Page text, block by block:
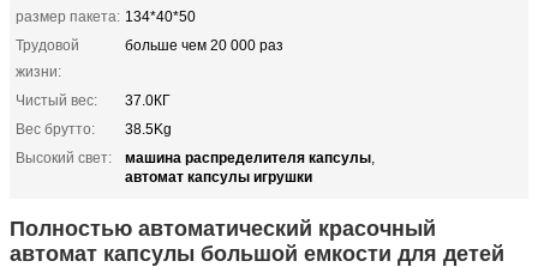
размер пакета: 134*40*50
Трудовой
жизни:
больше чем 20 000 раз
Чистый вес:
37.0КГ
Вес брутто:
38.5Kg
Высокий свет:
машина распределителя капсулы,
автомат капсулы игрушки
Полностью автоматический красочный
автомат капсулы большой емкости для детей